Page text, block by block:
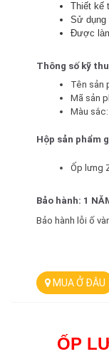
Thiết kế
Sử dụng
Được
Thông số kỹ
Tên sản
Mã sản
Màu
Hộp sản phẩm
Ốp lưng
Bảo hành: 1
Bảo hành lỗi ố
MUA Ở ĐÂU
ỐP